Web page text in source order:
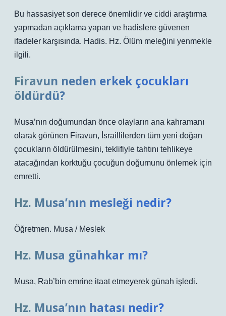
Bu hassasiyet son derece önemlidir ve ciddi araştırma
yapmadan açıklama yapan ve hadislere güvenen
ifadeler karşısında. Hadis. Hz. Ölüm meleğini yenmekle
ilgili.
Firavun neden erkek çocukları
öldürdü?
Musa’nın doğumundan önce olayların ana kahramanı
olarak görünen Firavun, İsraillilerden tüm yeni doğan
çocukların öldürülmesini, teklifiyle tahtını tehlikeye
atacağından korktuğu çocuğun doğumunu önlemek için
emretti.
Hz. Musa’nın mesleği nedir?
Öğretmen. Musa / Meslek
Hz. Musa günahkar mı?
Musa, Rab’bin emrine itaat etmeyerek günah işledi.
Hz. Musa’nın hatası nedir?